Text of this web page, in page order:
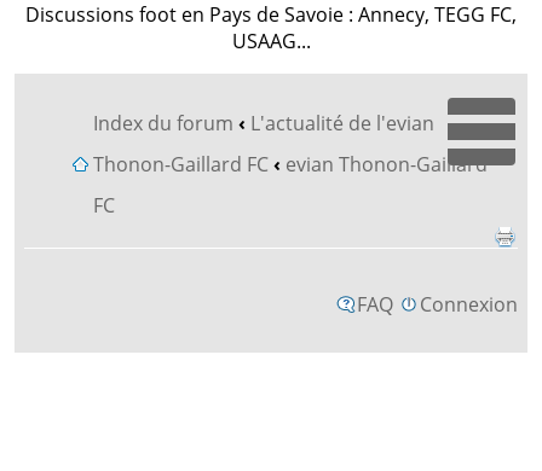
Discussions foot en Pays de Savoie : Annecy, TEGG FC,
USAAG...
Index du forum ‹ L'actualité de l'evian
Thonon-Gaillard FC‹ evian Thonon-Gaillard
FC
FAQ Connexion